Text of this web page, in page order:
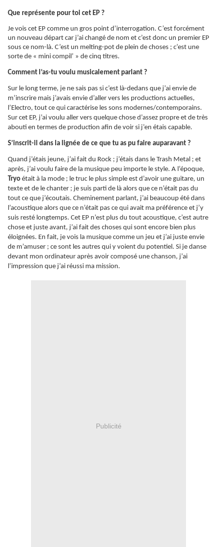
Que représente pour toi cet EP ?
Je vois cet EP comme un gros point d’interrogation. C’est forcément
un nouveau départ car j’ai changé de nom et c’est donc un premier EP
sous ce nom-là. C’est un melting-pot de plein de choses ; c’est une
sorte de « mini compil’ » de cinq titres.
Comment l’as-tu voulu musicalement parlant ?
Sur le long terme, je ne sais pas si c’est là-dedans que j’ai envie de
m’inscrire mais j’avais envie d’aller vers les productions actuelles,
l’Electro, tout ce qui caractérise les sons modernes/contemporains.
Sur cet EP, j’ai voulu aller vers quelque chose d’assez propre et de très
abouti en termes de production afin de voir si j’en étais capable.
S’inscrit-il dans la lignée de ce que tu as pu faire auparavant ?
Quand j’étais jeune, j’ai fait du Rock ; j’étais dans le Trash Metal ; et
après, j’ai voulu faire de la musique peu importe le style. A l’époque,
Tryo était à la mode ; le truc le plus simple est d’avoir une guitare, un
texte et de le chanter ; je suis parti de là alors que ce n’était pas du
tout ce que j’écoutais. Cheminement parlant, j’ai beaucoup été dans
l’acoustique alors que ce n’était pas ce qui avait ma préférence et j’y
suis resté longtemps. Cet EP n’est plus du tout acoustique, c’est autre
chose et juste avant, j’ai fait des choses qui sont encore bien plus
éloignées. En fait, je vois la musique comme un jeu et j’ai juste envie
de m’amuser ; ce sont les autres qui y voient du potentiel. Si je danse
devant mon ordinateur après avoir composé une chanson, j’ai
l’impression que j’ai réussi ma mission.
Publicité